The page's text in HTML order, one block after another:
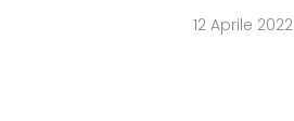
12 Aprile 2022